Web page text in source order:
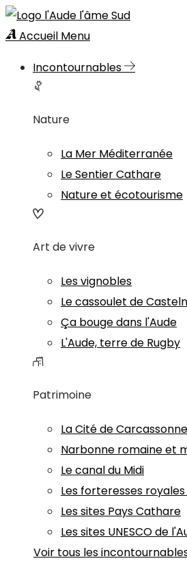
Accueil Menu
Incontournables
Nature
La Mer Méditerranée
Le Sentier Cathare
Nature et écotourisme
Art de vivre
Les vignobles
Le cassoulet de
Ça bouge dans l'Aude
L'Aude, terre de Rugby
Patrimoine
La Cité de Carcassonne
Narbonne romaine et
Le canal du Midi
Les forteresses
Les sites Pays Cathare
Les sites UNESCO de
Voir tous les